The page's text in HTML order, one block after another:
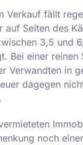
Verkauf fällt
auf Seiten des
3,5 und
Bei einer reinen
Verwandten in
dagegen
noch